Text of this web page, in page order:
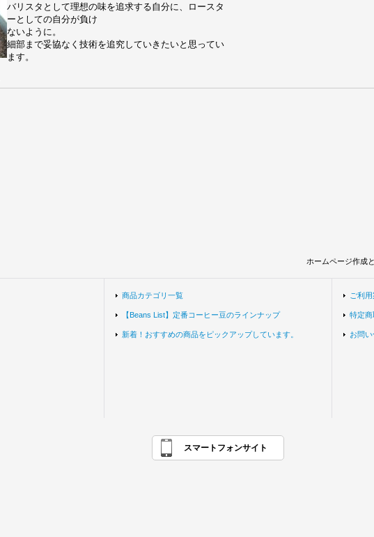
バリスタとして理想の味を追求する自分に、ロースタ
ーとしての自分が負け
ないように。
細部まで妥協なく技術を追究していきたいと思ってい
ます。
ホームページ作成
商品カテゴリ一覧
【Beans List】定番コーヒー豆のラインナップ
新着！おすすめの商品をピックアップしています。
ご利
特定
お問
スマートフォンサイト